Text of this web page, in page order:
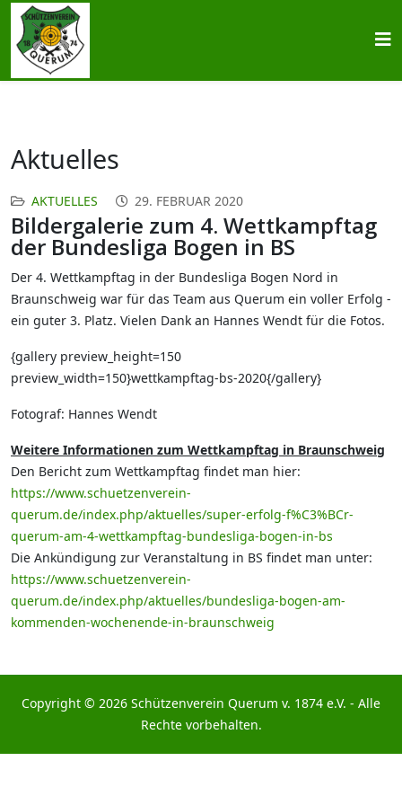
Aktuelles
AKTUELLES 29. FEBRUAR 2020
Bildergalerie zum 4. Wettkampftag
der Bundesliga Bogen in BS
Der 4. Wettkampftag in der Bundesliga Bogen Nord in
Braunschweig war für das Team aus Querum ein voller Erfolg -
ein guter 3. Platz. Vielen Dank an Hannes Wendt für die Fotos.
{gallery preview_height=150
preview_width=150}wettkampftag-bs-2020{/gallery}
Fotograf: Hannes Wendt
Weitere Informationen zum Wettkampftag in Braunschweig
Den Bericht zum Wettkampftag findet man hier:
https://www.schuetzenverein-
querum.de/index.php/aktuelles/super-erfolg-f%C3%BCr-
querum-am-4-wettkampftag-bundesliga-bogen-in-bs
Die Ankündigung zur Veranstaltung in BS findet man unter:
https://www.schuetzenverein-
querum.de/index.php/aktuelles/bundesliga-bogen-am-
kommenden-wochenende-in-braunschweig
Copyright © 2026 Schützenverein Querum v. 1874 e.V. - Alle
Rechte vorbehalten.